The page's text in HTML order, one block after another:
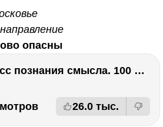
опасны
Книга, как процесс познания смысла. 100 великих книг: напутствие для читателя. Евгений Жаринов
26.0 тыс.